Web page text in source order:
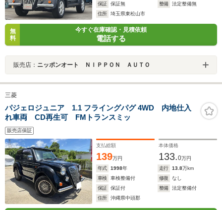
保証
保証無 整備
法定整備無
住所
埼玉県東松山市
無
料
今すぐ在庫確認・見積依頼
電話する
販売店： ニッポンオート ＮＩＰＰＯＮ ＡＵＴＯ
三菱
パジェロジュニア 1.1 フライングパグ 4WD 内地仕入
れ車両 CD再生可 FMトランスミッ
販売店保証
支払総額
139万円
本体価格
133.0万円
年式
1998年 走行 13.8万km
車検
車検整備付 修復
なし
保証
保証付 整備
法定整備付
住所
沖縄県中頭郡